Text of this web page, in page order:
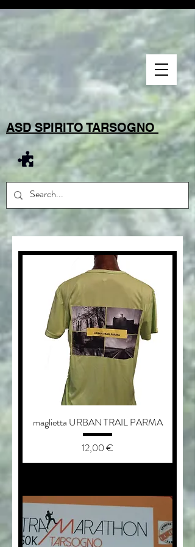
ASD SPIRITO TARSOGNO
maglietta URBAN TRAIL PARMA
Prezzo
12,00 €